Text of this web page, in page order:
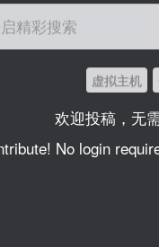
精彩搜索
虚拟主机
欢迎投稿，无
No login